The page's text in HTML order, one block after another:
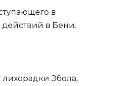
в
в Бени.
лихорадки Эбола,